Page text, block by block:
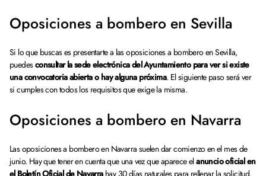
Oposiciones a bombero en Sevilla
Si lo que buscas es presentarte a las oposiciones a bombero en Sevilla,
puedesconsultar la sede electrónica del Ayuntamiento para ver si existe
una convocatoria abierta o hay alguna próxima. El siguiente paso será ver
si cumples con todos los requisitos que exige la misma.
Oposiciones a bombero en Navarra
Las oposiciones a bombero en Navarra suelen dar comienzo en el mes de
junio. Hay que tener en cuenta que una vez que aparece elanuncio oficial en
el Boletín Oficial de Navarrahay 30 días naturales para rellenar la solicitud,